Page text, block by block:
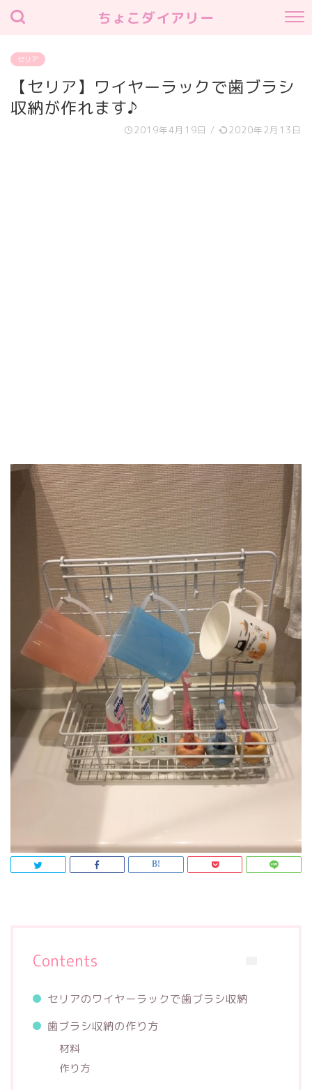
ちょこダイアリー
セリア
【セリア】ワイヤーラックで歯ブラシ
収納が作れます♪
2019年4月19日 / 2020年2月13日
Contents
セリアのワイヤーラックで歯ブラシ収納
歯ブラシ収納の作り方
材料
作り方